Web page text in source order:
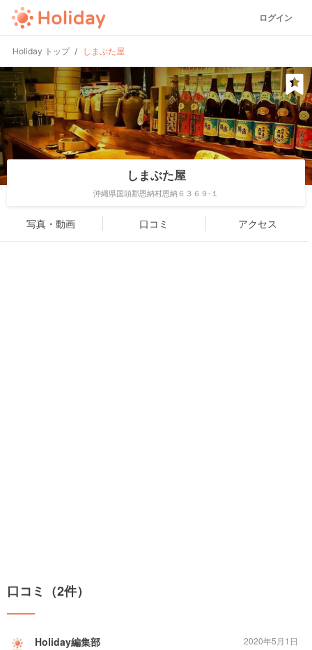
ログイン
Holiday トップ しまぶた屋
しまぶた屋
沖縄県国頭郡恩納村恩納６３６９-１
写真・動画 口コミ アクセス
口コミ（2件）
Holiday編集部
2020年5月1日